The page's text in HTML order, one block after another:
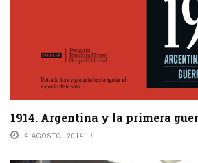
1914. Argentina y la primera
4 AGOSTO, 2014